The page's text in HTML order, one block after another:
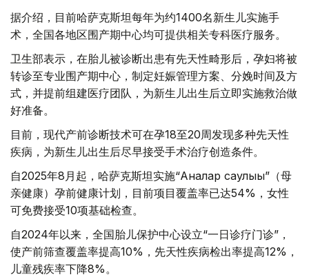
据介绍，目前哈萨克斯坦每年为约1400名新生儿实施手
术，全国各地区围产期中心均可提供相关专科医疗服务。
卫生部表示，在胎儿被诊断出患有先天性畸形后，孕妇将被
转诊至专业围产期中心，制定妊娠管理方案、分娩时间及方
式，并提前组建医疗团队，为新生儿出生后立即实施救治做
好准备。
目前，现代产前诊断技术可在孕18至20周发现多种先天性
疾病，为新生儿出生后尽早接受手术治疗创造条件。
自2025年8月起，哈萨克斯坦实施“Аналар саулығы”（母
亲健康）孕前健康计划，目前项目覆盖率已达54%，女性
可免费接受10项基础检查。
自2024年以来，全国胎儿保护中心设立“一日诊疗门诊”，
使产前筛查覆盖率提高10%，先天性疾病检出率提高12%，
儿童残疾率下降8%。